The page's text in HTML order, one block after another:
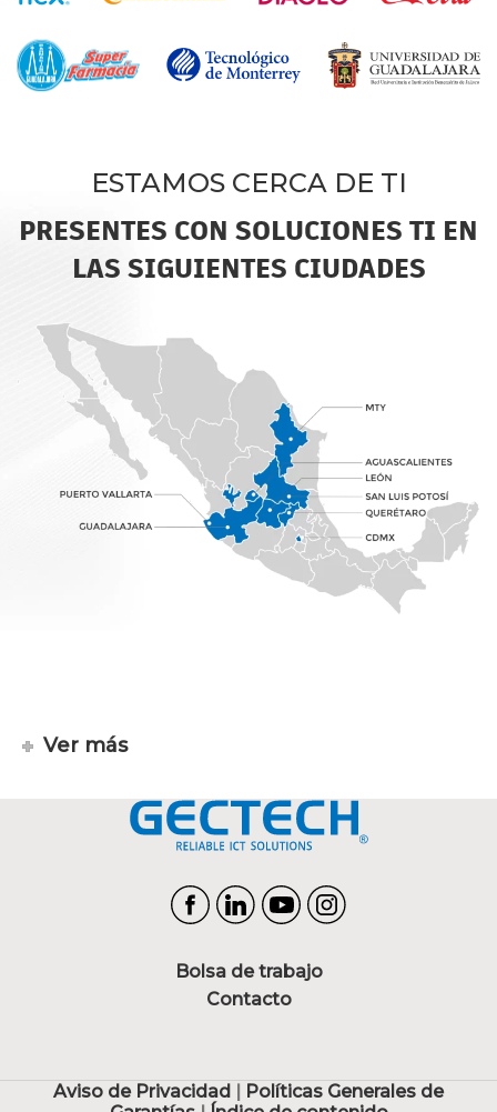
ESTAMOS CERCA DE TI
PRESENTES CON SOLUCIONES TI EN
LAS SIGUIENTES CIUDADES
Ver más
Bolsa de trabajo
Contacto
Aviso de Privacidad
Políticas Generales de